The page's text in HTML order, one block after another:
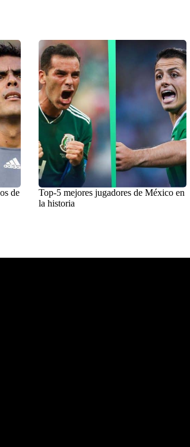
de
Top-5 mejores jugadores de México en
la historia